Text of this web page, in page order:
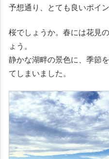
予想通り、とても良いポイン
桜でしょうか。春には花見
ょう。
静かな湖畔の景色に、季節
てしまいました。